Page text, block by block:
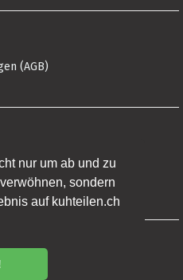
nur um ab und zu
sondern
auf kuhteilen.ch
(AGB)
Amex)
ab Bio Hof